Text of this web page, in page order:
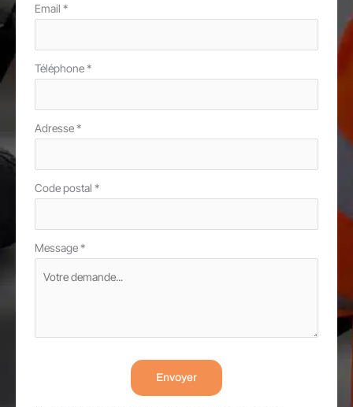
Email *
Téléphone*
Adresse*
Code postal *
Message*
Envoyer